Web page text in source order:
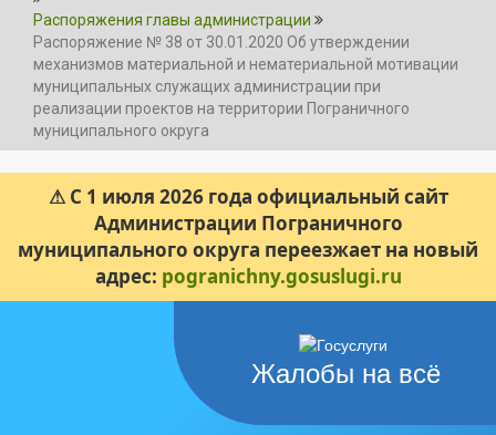
Распоряжения главы администрации
Распоряжение № 38 от 30.01.2020 Об утверждении
механизмов материальной и нематериальной мотивации
муниципальных служащих администрации при
реализации проектов на территории Пограничного
муниципального округа
⚠ С 1 июля 2026 года официальный сайт
Администрации Пограничного
муниципального округа переезжает на новый
адрес: pogranichny.gosuslugi.ru
Жалобы на всё